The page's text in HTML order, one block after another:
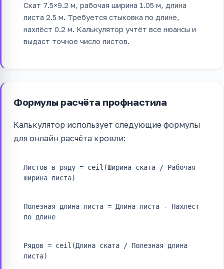
Скат 7.5×9.2 м, рабочая ширина 1.05 м, длина
листа 2.5 м. Требуется стыковка по длине,
нахлёст 0.2 м. Калькулятор учтёт все нюансы и
выдаст точное число листов.
Формулы расчёта профнастила
Калькулятор использует следующие формулы
для онлайн расчёта кровли:
Листов в ряду = ceil(Ширина ската / Рабочая
ширина листа)
Полезная длина листа = Длина листа - Нахлёст
по длине
Рядов = ceil(Длина ската / Полезная длина
листа)